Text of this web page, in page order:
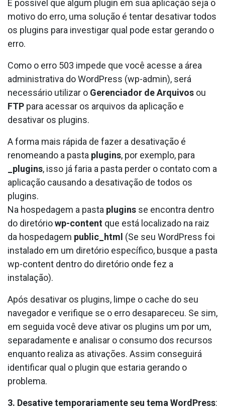
É possível que algum plugin em sua aplicação seja o
motivo do erro, uma solução é tentar desativar todos
os plugins para investigar qual pode estar gerando o
erro.
Como o erro 503 impede que você acesse a área
administrativa do WordPress (wp-admin), será
necessário utilizar o Gerenciador de Arquivos ou
FTP para acessar os arquivos da aplicação e
desativar os plugins.
A forma mais rápida de fazer a desativação é
renomeando a pasta plugins, por exemplo, para
_plugins, isso já faria a pasta perder o contato com a
aplicação causando a desativação de todos os
plugins.
Na hospedagem a pasta plugins se encontra dentro
do diretóriowp-content que está localizado na raiz
da hospedagem public_html (Se seu WordPress foi
instalado em um diretório específico, busque a pasta
wp-content dentro do diretório onde fez a
instalação).
Após desativar os plugins, limpe o cache do seu
navegador e verifique se o erro desapareceu. Se sim,
em seguida você deve ativar os plugins um por um,
separadamente e analisar o consumo dos recursos
enquanto realiza as ativações. Assim conseguirá
identificar qual o plugin que estaria gerando o
problema.
3. Desative temporariamente seu tema WordPress: